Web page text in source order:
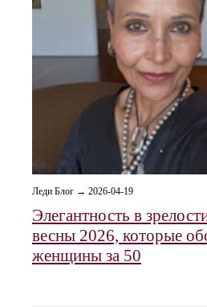
Леди Блог → 2026-04-19
Элегантность в
весны 2026, которые
женщины за 50